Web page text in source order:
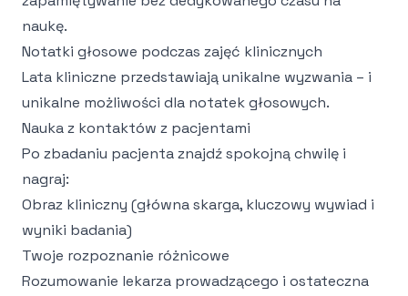
naukę.
Notatki głosowe podczas zajęć klinicznych
Lata kliniczne przedstawiają unikalne wyzwania – i
unikalne możliwości dla notatek głosowych.
Nauka z kontaktów z pacjentami
Po zbadaniu pacjenta znajdź spokojną chwilę i
nagraj:
Obraz kliniczny (główna skarga, kluczowy wywiad i
wyniki badania)
Twoje rozpoznanie różnicowe
Rozumowanie lekarza prowadzącego i ostateczna